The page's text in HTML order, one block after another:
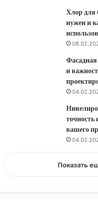
Хлор для
нужен и
Фасадная
и
точность
вашего
Показать